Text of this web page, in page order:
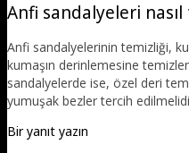
Anfi sandalyeleri
Anfi sandalyelerinin temizliği,
kumaşın derinlemesine
sandalyelerde ise, özel deri
yumuşak bezler tercih
Bir yanıt yazın